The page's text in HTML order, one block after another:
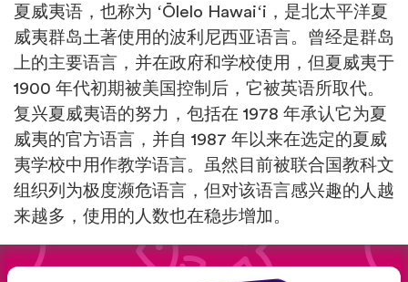
夏威夷语，也称为 ʻŌlelo Hawaiʻi，是北太平洋夏
威夷群岛土著使用的波利尼西亚语言。曾经是群岛
上的主要语言，并在政府和学校使用，但夏威夷于
1900 年代初期被美国控制后，它被英语所取代。
复兴夏威夷语的努力，包括在 1978 年承认它为夏
威夷的官方语言，并自 1987 年以来在选定的夏威
夷学校中用作教学语言。虽然目前被联合国教科文
组织列为极度濒危语言，但对该语言感兴趣的人越
来越多，使用的人数也在稳步增加。